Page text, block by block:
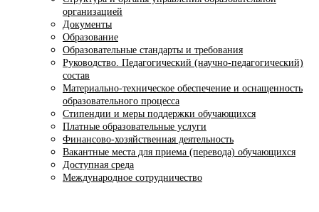
организацией
Документы
Образование
Образовательные стандарты и требования
Руководство. Педагогический (научно-педагогический)
состав
Материально-техническое обеспечение и оснащенность
образовательного процесса
Стипендии и меры поддержки обучающихся
Платные образовательные услуги
Финансово-хозяйственная деятельность
Вакантные места для приема (перевода) обучающихся
Доступная среда
Международное сотрудничество